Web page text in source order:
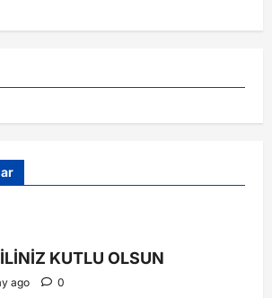
KUTLU OLSUN
ago 0